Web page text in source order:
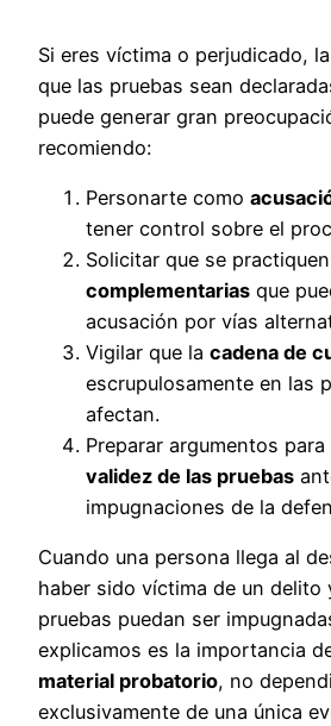
Si eres víctima o perjudicado,
que las pruebas sean
puede generar gran
recomiendo:
Personarte como
tener control sobre el
Solicitar que se practiquen
complementarias que
acusación por vías
Vigilar que la cadena de
escrupulosamente en las
afectan.
Preparar argumentos
validez de las pruebas
impugnaciones de la
Cuando una persona llega al
haber sido víctima de un delito
pruebas puedan ser
explicamos es la importancia
material probatorio, no
exclusivamente de una única